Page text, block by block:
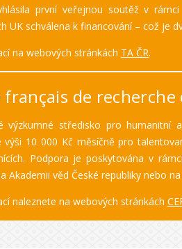
první veřejnou soutěž v
UK schválena k financování – což je
na webových stránkách TA ČR.
de recherche
výzkumné středisko pro humanitní
výši 10 000 Kč měsíčně pro
Podpora je poskytována v
Akademii věd České republiky nebo
naleznete na webových stránkách